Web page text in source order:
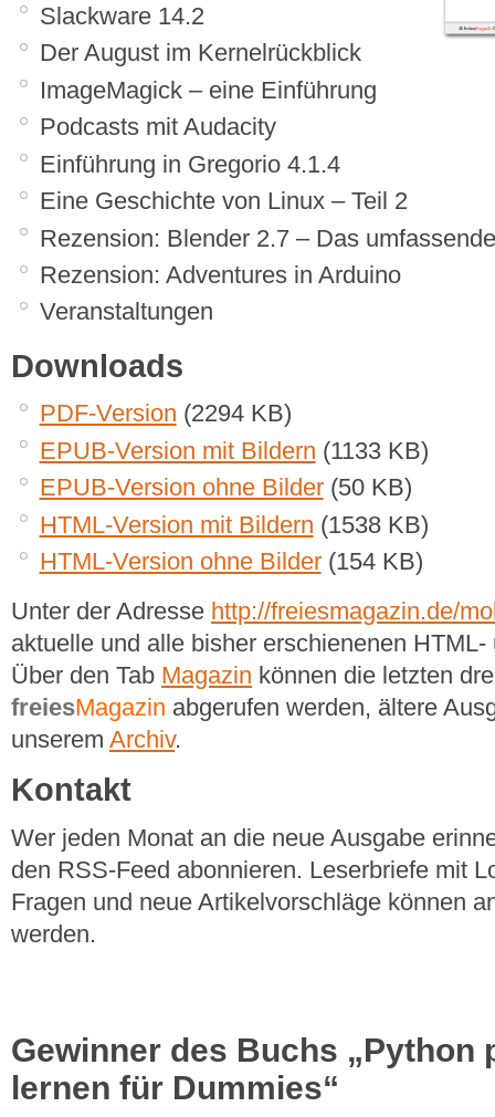
Slackware 14.2
Der August im Kernelrückblick
ImageMagick – eine Einführung
Podcasts mit Audacity
Einführung in Gregorio 4.1.4
Eine Geschichte von Linux – Teil 2
Rezension: Blender 2.7 – Das
Rezension: Adventures in Arduino
Veranstaltungen
Downloads
PDF-Version (2294 KB)
EPUB-Version mit Bildern (1133 KB)
EPUB-Version ohne Bilder(50 KB)
HTML-Version mit Bildern (1538 KB)
HTML-Version ohne Bilder(154 KB)
Unter der Adresse http://freiesmagazin.de/
aktuelle und alle bisher erschienenen
Über den Tab Magazin können die letzten
freiesMagazin abgerufen werden, ältere
unserem Archiv.
Kontakt
Wer jeden Monat an die neue Ausgabe
den RSS-Feed abonnieren. Leserbriefe mit
Fragen und neue Artikelvorschläge können
werden.
Gewinner des Buchs „Python
lernen für Dummies“